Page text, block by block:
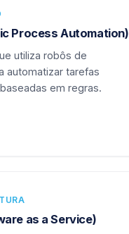
Process Automation)
utiliza robôs de
automatizar tarefas
em regras.
as a Service)